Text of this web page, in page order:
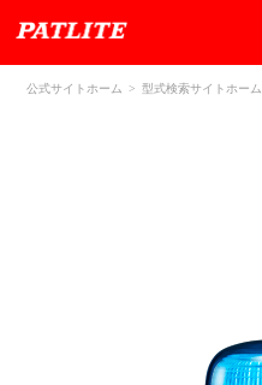
公式サイトホーム 型式検索サイトホーム